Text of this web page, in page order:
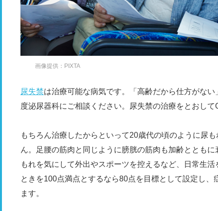
画像提供：PIXTA
尿失禁は治療可能な病気です。「高齢だから仕方がな
度泌尿器科にご相談ください。尿失禁の治療をとおし
もちろん治療したからといって20歳代の頃のように尿
ん。足腰の筋肉と同じように膀胱の筋肉も加齢ととも
もれを気にして外出やスポーツを控えるなど、日常生
ときを100点満点とするなら80点を目標として設定し
ます。